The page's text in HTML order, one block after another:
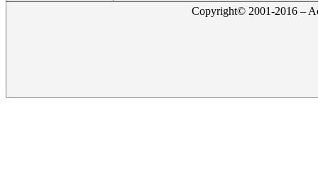
Copyright© 2001-2016 –